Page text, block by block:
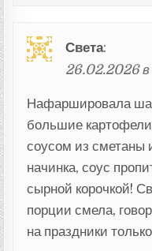
Света:
26.02.2026 в
Нафаршировала
большие
соусом из сметаны
начинка, соус
сырной корочкой!
порции смела,
на праздники